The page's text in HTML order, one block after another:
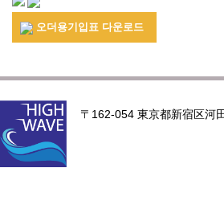
오더용기입표 다운로드
〒162-054 東京都新宿区河